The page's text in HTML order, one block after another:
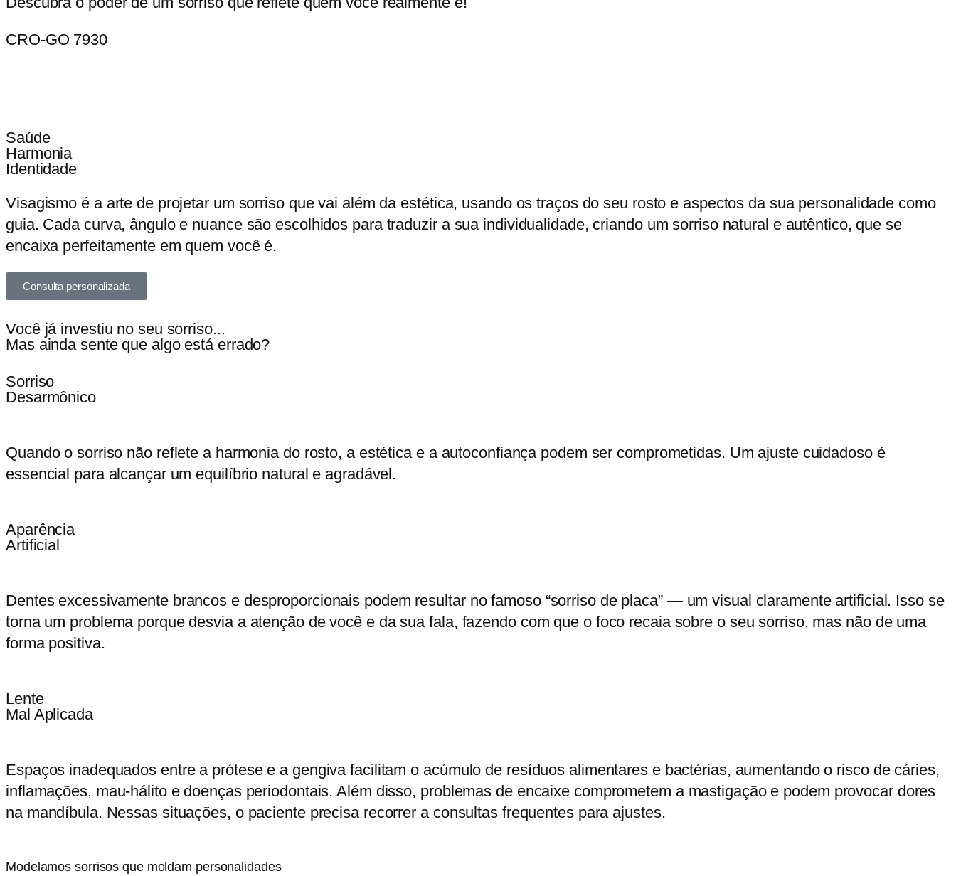
CRO-GO 7930
Saúde
Harmonia
Identidade
Visagismo é a arte de projetar um sorriso que vai além da estética, usando os traços do seu rosto e aspectos da sua personalidade como
guia. Cada curva, ângulo e nuance são escolhidos para traduzir a sua individualidade, criando um sorriso natural e autêntico, que se
encaixa perfeitamente em quem você é.
Consulta personalizada
Você já investiu no seu sorriso...
Mas ainda sente que algo está errado?
Sorriso
Desarmônico
Quando o sorriso não reflete a harmonia do rosto, a estética e a autoconfiança podem ser comprometidas. Um ajuste cuidadoso é
essencial para alcançar um equilíbrio natural e agradável.
Aparência
Artificial
Dentes excessivamente brancos e desproporcionais podem resultar no famoso “sorriso de placa” — um visual claramente artificial. Isso se
torna um problema porque desvia a atenção de você e da sua fala, fazendo com que o foco recaia sobre o seu sorriso, mas não de uma
forma positiva.
Lente
Mal Aplicada
Espaços inadequados entre a prótese e a gengiva facilitam o acúmulo de resíduos alimentares e bactérias, aumentando o risco de cáries,
inflamações, mau-hálito e doenças periodontais. Além disso, problemas de encaixe comprometem a mastigação e podem provocar dores
na mandíbula. Nessas situações, o paciente precisa recorrer a consultas frequentes para ajustes.
Modelamos sorrisos que moldam personalidades